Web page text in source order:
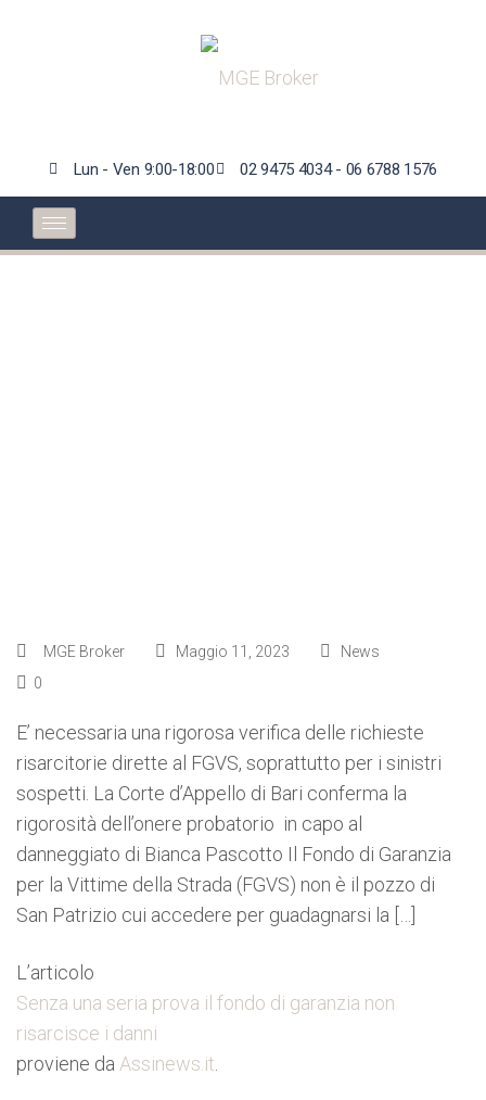
Lun - Ven 9:00-18:00 02 9475 4034 - 06 6788 1576
MGE Broker Maggio 11, 2023
News
0
E’ necessaria una rigorosa verifica delle richieste
risarcitorie dirette al FGVS, soprattutto per i sinistri
sospetti. La Corte d’Appello di Bari conferma la
rigorosità dell’onere probatorio in capo al
danneggiato di Bianca Pascotto Il Fondo di Garanzia
per la Vittime della Strada (FGVS) non è il pozzo di
San Patrizio cui accedere per guadagnarsi la […]
L’articolo
Senza una seria prova il fondo di garanzia non
risarcisce i danni
proviene da Assinews.it